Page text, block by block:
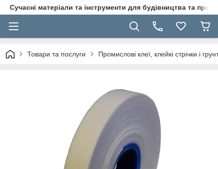
Сучасні матеріали та інструменти для будівництва та
Товари та послуги Промислові клеї, клейкі стрічки і